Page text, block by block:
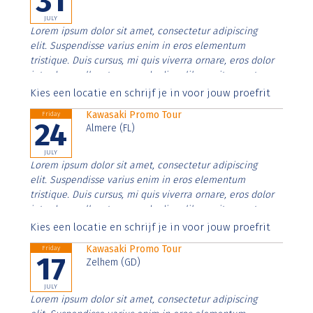
JULY
Lorem ipsum dolor sit amet, consectetur adipiscing
elit. Suspendisse varius enim in eros elementum
tristique. Duis cursus, mi quis viverra ornare, eros dolor
interdum nulla, ut commodo diam libero vitae erat.
Aenean faucibus nibh et justo cursus id rutrum lorem
Kies een locatie en schrijf je in voor jouw proefrit
Friday
24
JULY
Kawasaki Promo Tour
Almere (FL)
Lorem ipsum dolor sit amet, consectetur adipiscing
elit. Suspendisse varius enim in eros elementum
tristique. Duis cursus, mi quis viverra ornare, eros dolor
interdum nulla, ut commodo diam libero vitae erat.
Aenean faucibus nibh et justo cursus id rutrum lorem
Kies een locatie en schrijf je in voor jouw proefrit
Friday
17
JULY
Kawasaki Promo Tour
Zelhem (GD)
Lorem ipsum dolor sit amet, consectetur adipiscing